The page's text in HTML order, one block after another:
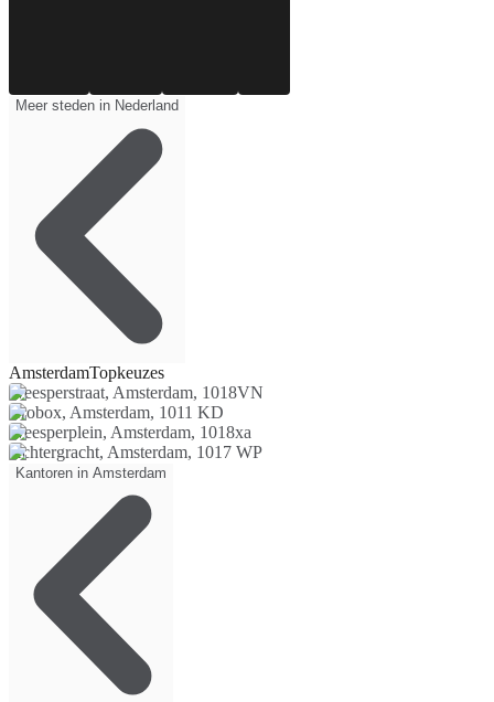
Meer steden in Nederland
AmsterdamTopkeuzes
Weesperstraat, Amsterdam, 1018VN
Crobox, Amsterdam, 1011 KD
Weesperplein, Amsterdam, 1018xa
Achtergracht, Amsterdam, 1017 WP
Kantoren in Amsterdam